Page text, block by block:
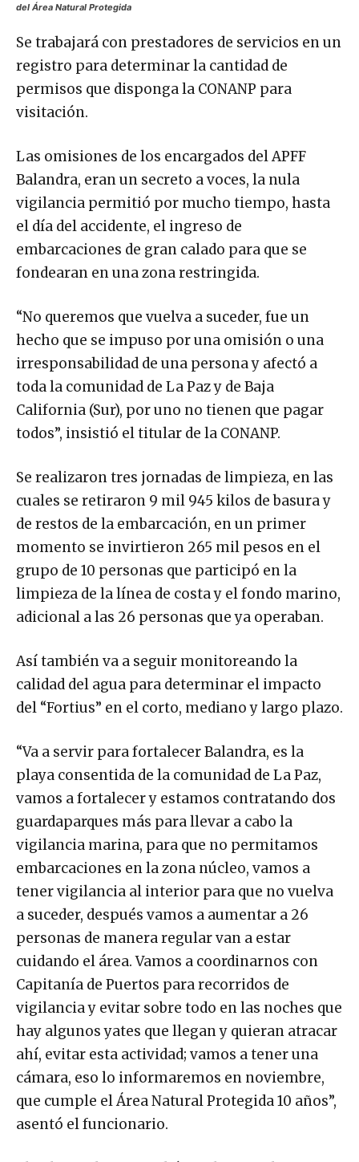
del Área Natural Protegida
Se trabajará con prestadores de servicios en un
registro para determinar la cantidad de
permisos que disponga la CONANP para
visitación.
Las omisiones de los encargados del APFF
Balandra, eran un secreto a voces, la nula
vigilancia permitió por mucho tiempo, hasta
el día del accidente, el ingreso de
embarcaciones de gran calado para que se
fondearan en una zona restringida.
“No queremos que vuelva a suceder, fue un
hecho que se impuso por una omisión o una
irresponsabilidad de una persona y afectó a
toda la comunidad de La Paz y de Baja
California (Sur), por uno no tienen que pagar
todos”, insistió el titular de la CONANP.
Se realizaron tres jornadas de limpieza, en las
cuales se retiraron 9 mil 945 kilos de basura y
de restos de la embarcación, en un primer
momento se invirtieron 265 mil pesos en el
grupo de 10 personas que participó en la
limpieza de la línea de costa y el fondo marino,
adicional a las 26 personas que ya operaban.
Así también va a seguir monitoreando la
calidad del agua para determinar el impacto
del “Fortius” en el corto, mediano y largo plazo.
“Va a servir para fortalecer Balandra, es la
playa consentida de la comunidad de La Paz,
vamos a fortalecer y estamos contratando dos
guardaparques más para llevar a cabo la
vigilancia marina, para que no permitamos
embarcaciones en la zona núcleo, vamos a
tener vigilancia al interior para que no vuelva
a suceder, después vamos a aumentar a 26
personas de manera regular van a estar
cuidando el área. Vamos a coordinarnos con
Capitanía de Puertos para recorridos de
vigilancia y evitar sobre todo en las noches que
hay algunos yates que llegan y quieran atracar
ahí, evitar esta actividad; vamos a tener una
cámara, eso lo informaremos en noviembre,
que cumple el Área Natural Protegida 10 años”,
asentó el funcionario.